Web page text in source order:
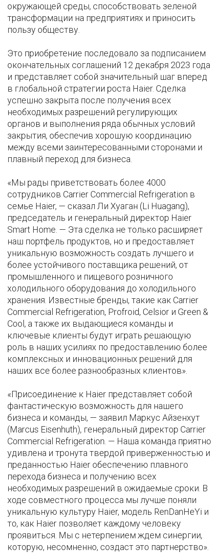
окружающей среды, способствовать зеленой
трансформации на предприятиях и приносить
пользу обществу.
Это приобретение последовало за подписанием
окончательных соглашений 12 декабря 2023 года
и представляет собой значительный шаг вперед
в глобальной стратегии роста Haier. Сделка
успешно закрыта после получения всех
необходимых разрешений регулирующих
органов и выполнения ряда обычных условий
закрытия, обеспечив хорошую координацию
между всеми заинтересованными сторонами и
плавный переход для бизнеса.
«Мы рады приветствовать более 4000
сотрудников Carrier Commercial Refrigeration в
семье Haier, — сказал Ли Хуаган (Li Huagang),
председатель и генеральный директор Haier
Smart Home. — Эта сделка не только расширяет
наш портфель продуктов, но и предоставляет
уникальную возможность создать лучшего и
более устойчивого поставщика решений, от
промышленного и пищевого розничного
холодильного оборудования до холодильного
хранения. Известные бренды, такие как Carrier
Commercial Refrigeration, Profroid, Celsior и Green &
Cool, а также их выдающиеся команды и
ключевые клиенты будут играть решающую
роль в наших усилиях по предоставлению более
комплексных и инновационных решений для
наших все более разнообразных клиентов».
«Присоединение к Haier представляет собой
фантастическую возможность для нашего
бизнеса и команды, — заявил Маркус Айзенхут
(Marcus Eisenhuth), генеральный директор Carrier
Commercial Refrigeration. — Наша команда приятно
удивлена и тронута твердой приверженностью и
преданностью Haier обеспечению плавного
перехода бизнеса и получению всех
необходимых разрешений в ожидаемые сроки. В
ходе совместного процесса мы лучше поняли
уникальную культуру Haier, модель RenDanHeYi и
то, как Haier позволяет каждому человеку
проявиться. Мы с нетерпением ждем синергии,
которую, несомненно, создаст это партнерство».